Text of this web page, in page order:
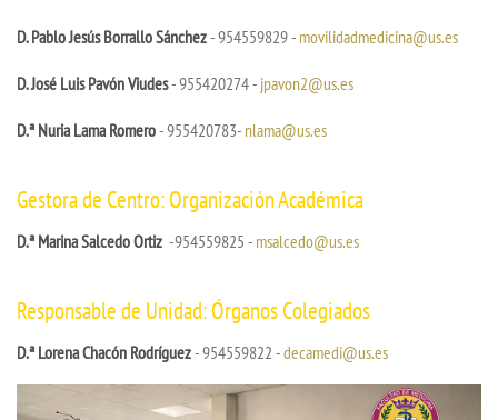
D. Pablo Jesús Borrallo Sánchez- 954559829 - movilidadmedicina@us.es
D. José Luis Pavón Viudes- 955420274 - jpavon2@us.es
D.ª Nuria Lama Romero- 955420783- nlama@us.es
Gestorade Centro: Organización Académica
D.ª Marina Salcedo Ortiz -954559825 - msalcedo@us.es
Responsable de Unidad: Órganos Colegiados
D.ª Lorena Chacón Rodríguez- 954559822 -decamedi@us.es